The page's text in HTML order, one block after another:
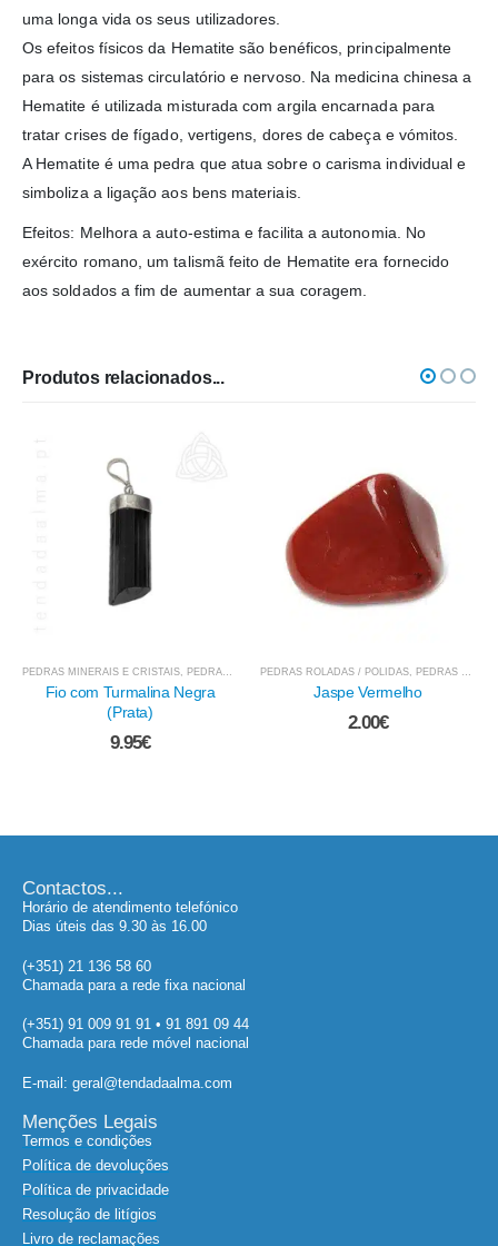
uma longa vida os seus utilizadores.
Os efeitos físicos da Hematite são benéficos, principalmente
para os sistemas circulatório e nervoso. Na medicina chinesa a
Hematite é utilizada misturada com argila encarnada para
tratar crises de fígado, vertigens, dores de cabeça e vómitos.
A Hematite é uma pedra que atua sobre o carisma individual e
simboliza a ligação aos bens materiais.
Efeitos: Melhora a auto-estima e facilita a autonomia. No
exército romano, um talismã feito de Hematite era fornecido
aos soldados a fim de aumentar a sua coragem.
Produtos relacionados...
, PEDRAS - TURMALINA NEGRA
PEDRAS ROLADAS / POLIDAS ,PEDRAS MINERAIS E CRISTAIS
Jaspe Vermelho
2.00€
3.50€
Horário de atendimento telefónico
Dias úteis das 9.30 às 16.00
Chamada para a rede fixa nacional
Chamada para rede móvel nacional
Termos e condições
Política de devoluções
Política de privacidade
Resolução de litígios
Livro de reclamações
Biblioteca